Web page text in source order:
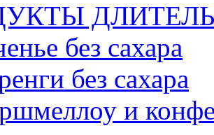
без сахара
без сахара
и